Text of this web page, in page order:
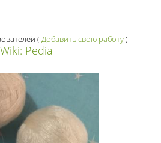
( Добавить свою работу)
Wiki: Pedia